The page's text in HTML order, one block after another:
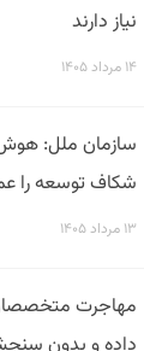
نیاز دارند
۱۴ مرداد ۱۴۰۵
سازمان ملل:
شکاف توسعه را
۱۳ مرداد ۱۴۰۵
مهاجرت